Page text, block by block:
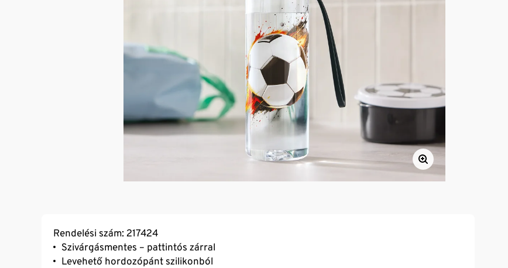
Rendelési szám: 217424
Szivárgásmentes – pattintós zárral
Levehető hordozópánt szilikonból